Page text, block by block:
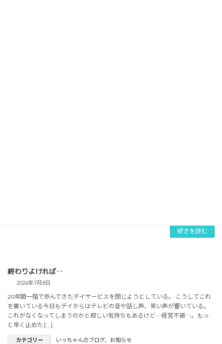
続きを読む
終わりよければ‥
2026年7月8日
20年間一階で歩んできたデイサービスを閉じようとしている。 こうしてこれ
を書いている今日もデイからはテレビの音や話し声、笑い声が響いている。
これがなくなってしまうのかと寂しい気持ちもあるけど‥経営不振‥。もっ
と早く止めた […]
カテゴリー いっちゃんのブログ、 お知らせ